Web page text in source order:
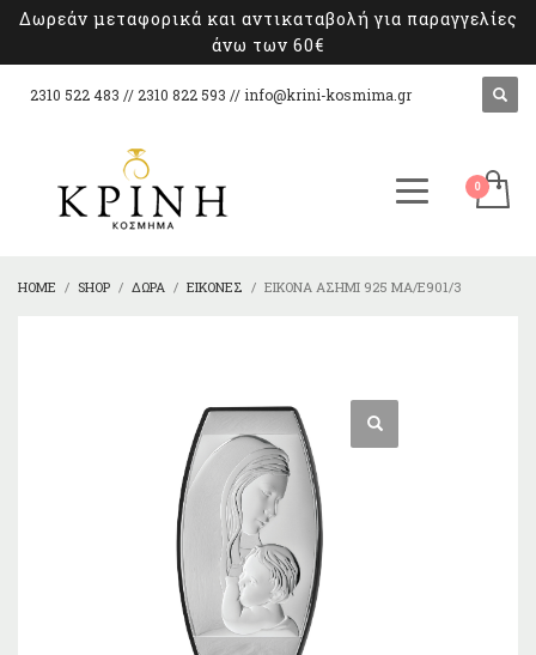
Δωρεάν μεταφορικά και αντικαταβολή για παραγγελίες
άνω των 60€
2310 522 483 // 2310 822 593 // info@krini-kosmima.gr
HOME SHOP ΔΏΡΑ ΕΙΚΌΝΕΣ ΕΙΚΌΝΑ ΑΣΉΜΙ 925 ΜΑ/Ε901/3